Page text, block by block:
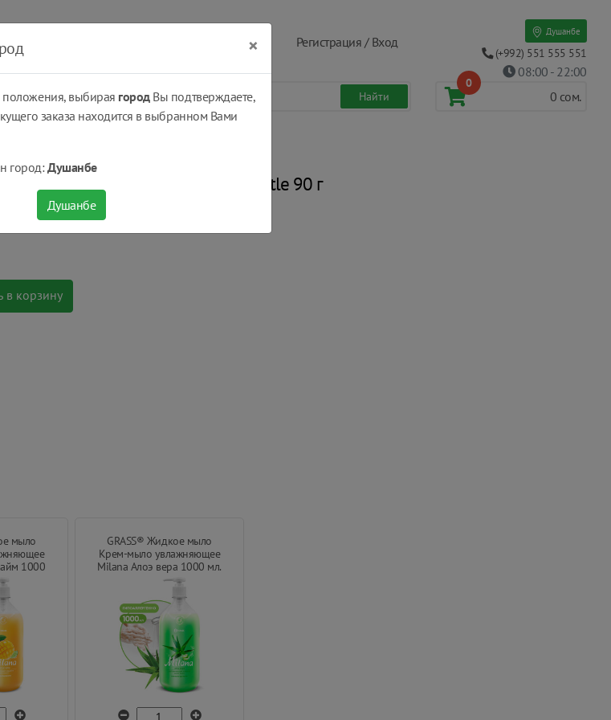
Регистрация / Вход
Душанбе
(+992) 551 555 551
08:00 - 22:00
0
0 сом.
Gentle 90 г
туалетное мыло ProteX® Gentle 90 г
шт
в корзину
мыло
1000
GRASS® Жидкое мыло
Крем-мыло увлажняющее
Milana Алоэ вера 1000 мл.
×
выбирая городВы подтверждаете,
заказа находится в выбранном Вами
город:Душанбе
Душанбе